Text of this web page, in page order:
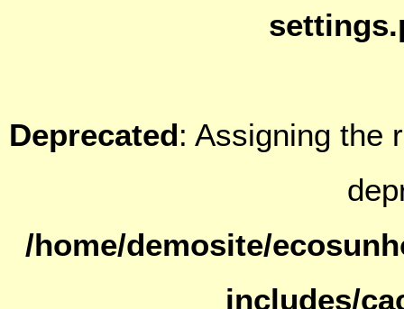
Deprecated: Assigning the
/home/demosite/
includes/